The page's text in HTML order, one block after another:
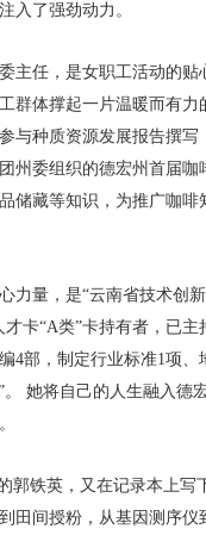
入了强劲动力。
主任，是女职工活动的贴
群体撑起一片温暖而有力
与种质资源发展报告撰写
州委组织的德宏州首届咖
储藏等知识，为推广咖啡
力量，是“云南省技术创
卡“A类”卡持有者，已主
4部，制定行业标准1项、
她将自己的人生融入德
郭铁英，又在记录本上写
间授粉，从基因测序仪